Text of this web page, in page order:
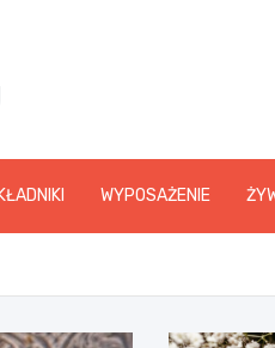
WYPOSAŻENIE